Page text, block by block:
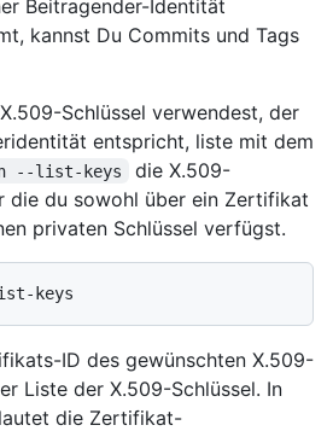
Beitragender-Identität
kannst Du Commits und Tags
Schlüssel verwendest, der
entspricht, liste mit dem
--list-keys
die X.509-
die du sowohl über ein Zertifikat
privaten Schlüssel verfügst.
ID des gewünschten X.509-
Liste der X.509-Schlüssel. In
die Zertifikat-